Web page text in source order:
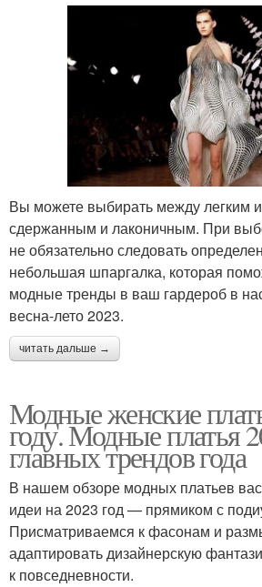
Вы можете выбирать между легким
сдержанным и лаконичным. При
не обязательно следовать
небольшая шпаргалка, которая
модные тренды в ваш гардероб в
весна-лето 2023.
читать дальше →
Модные женские
году. Модные платья
главных трендов года
В нашем обзоре модных платьев
идеи на 2023 год — прямиком с
Присматриваемся к фасонам и
адаптировать дизайнерскую
к повседневности.